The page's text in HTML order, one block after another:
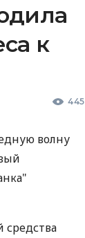
к
445
волну